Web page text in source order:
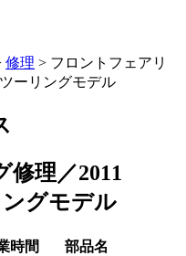
修理 > フロントフェアリ
ーリングモデル
修理／2011
グモデル
時間
部品名